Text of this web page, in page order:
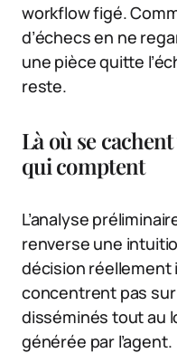
workflow figé.
d’échecs en ne
une pièce quitte
reste.
Là où se
qui comptent
L’analyse
renverse une
décision réellement
concentrent pas sur
disséminés tout au
générée par l’agent.